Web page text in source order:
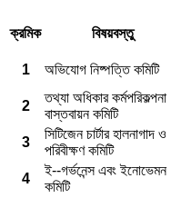
ক্রমিক বিষয়বস্তু
1 অভিযোগ নিষ্পত্তি কমিটি
2
তথ্যা অধিকার কর্মপরিকল্পনা
বাস্তবায়ন কমিটি
3
সিটিজেন চার্টার হালনাগাদ ও
পরিবীক্ষণ কমিটি
4
ই--গর্ভনেন্স এবং ইনোভেমন
কমিটি